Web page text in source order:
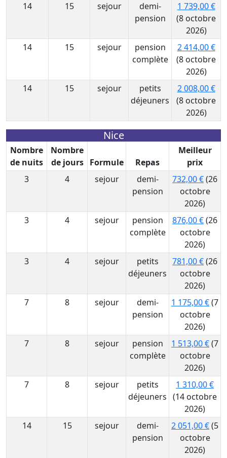
14
15 sejour
demi-
pension
1 739,00 €
(8 octobre
2026)
14
15 sejour
pension
complète
2 414,00 €
(8 octobre
2026)
14
15 sejour
petits
déjeuners
2 008,00 €
(8 octobre
2026)
Nice
Nombre
de nuits
Nombre
de jours
Formule Repas
Meilleur
prix
3
4 sejour
demi-
pension
732,00 €(26
octobre
2026)
3
4 sejour
pension
complète
876,00 €(26
octobre
2026)
3
4 sejour
petits
déjeuners
781,00 €(26
octobre
2026)
7
8 sejour
demi-
pension
1 175,00 €(7
octobre
2026)
7
8 sejour
pension
complète
1 513,00 €(7
octobre
2026)
7
8 sejour
petits
déjeuners
1 310,00 €
(14 octobre
2026)
14
15 sejour
demi-
pension
2 051,00 €(5
octobre
2026)